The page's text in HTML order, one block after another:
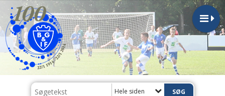
Hele siden